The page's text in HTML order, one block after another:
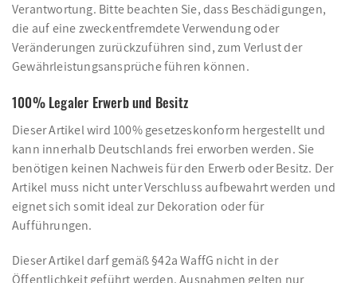
Verantwortung. Bitte beachten Sie, dass Beschädigungen,
die auf eine zweckentfremdete Verwendung oder
Veränderungen zurückzuführen sind, zum Verlust der
Gewährleistungsansprüche führen können.
100% Legaler Erwerb und Besitz
Dieser Artikel wird 100% gesetzeskonform hergestellt und
kann innerhalb Deutschlands frei erworben werden. Sie
benötigen keinen Nachweis für den Erwerb oder Besitz. Der
Artikel muss nicht unter Verschluss aufbewahrt werden und
eignet sich somit ideal zur Dekoration oder für
Aufführungen.
Dieser Artikel darf gemäß §42a WaffG nicht in der
Öffentlichkeit geführt werden. Ausnahmen gelten nur